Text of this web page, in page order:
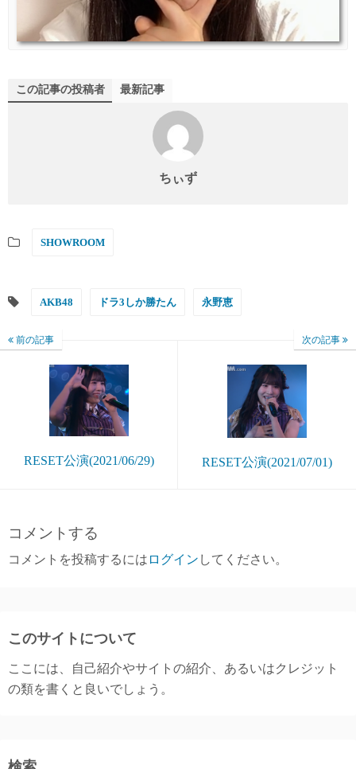
この記事の投稿者 最新記事
ちぃず
SHOWROOM
AKB48 ドラ3しか勝たん 永野恵
前の記事
RESET公演(2021/06/29)
次の記事
RESET公演(2021/07/01)
コメントする
コメントを投稿するには ログイン してください。
このサイトについて
ここには、自己紹介やサイトの紹介、あるいはクレジット
の類を書くと良いでしょう。